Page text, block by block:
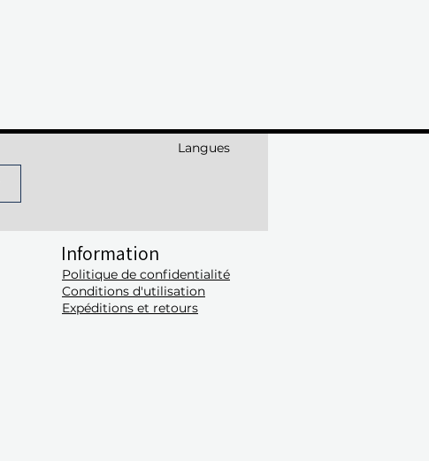
Langues
Information
Politique de confidentialité
Conditions d'utilisation
​Expéditions et retours